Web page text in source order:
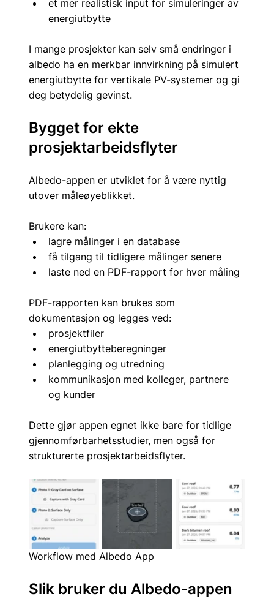
et mer realistisk input for simuleringer av
energiutbytte
I mange prosjekter kan selv små endringer i
albedo ha en merkbar innvirkning på simulert
energiutbytte for vertikale PV-systemer og gi
deg betydelig gevinst.
Bygget for ekte
prosjektarbeidsflyter
Albedo-appen er utviklet for å være nyttig
utover måleøyeblikket.
Brukere kan:
lagre målinger i en database
få tilgang til tidligere målinger senere
laste ned en PDF-rapport for hver måling
PDF-rapporten kan brukes som
dokumentasjon og legges ved:
prosjektfiler
energiutbytteberegninger
planlegging og utredning
kommunikasjon med kolleger, partnere
og kunder
Dette gjør appen egnet ikke bare for tidlige
gjennomførbarhetsstudier, men også for
strukturerte prosjektarbeidsflyter.
Workflow med Albedo App
Slik bruker du Albedo-appen